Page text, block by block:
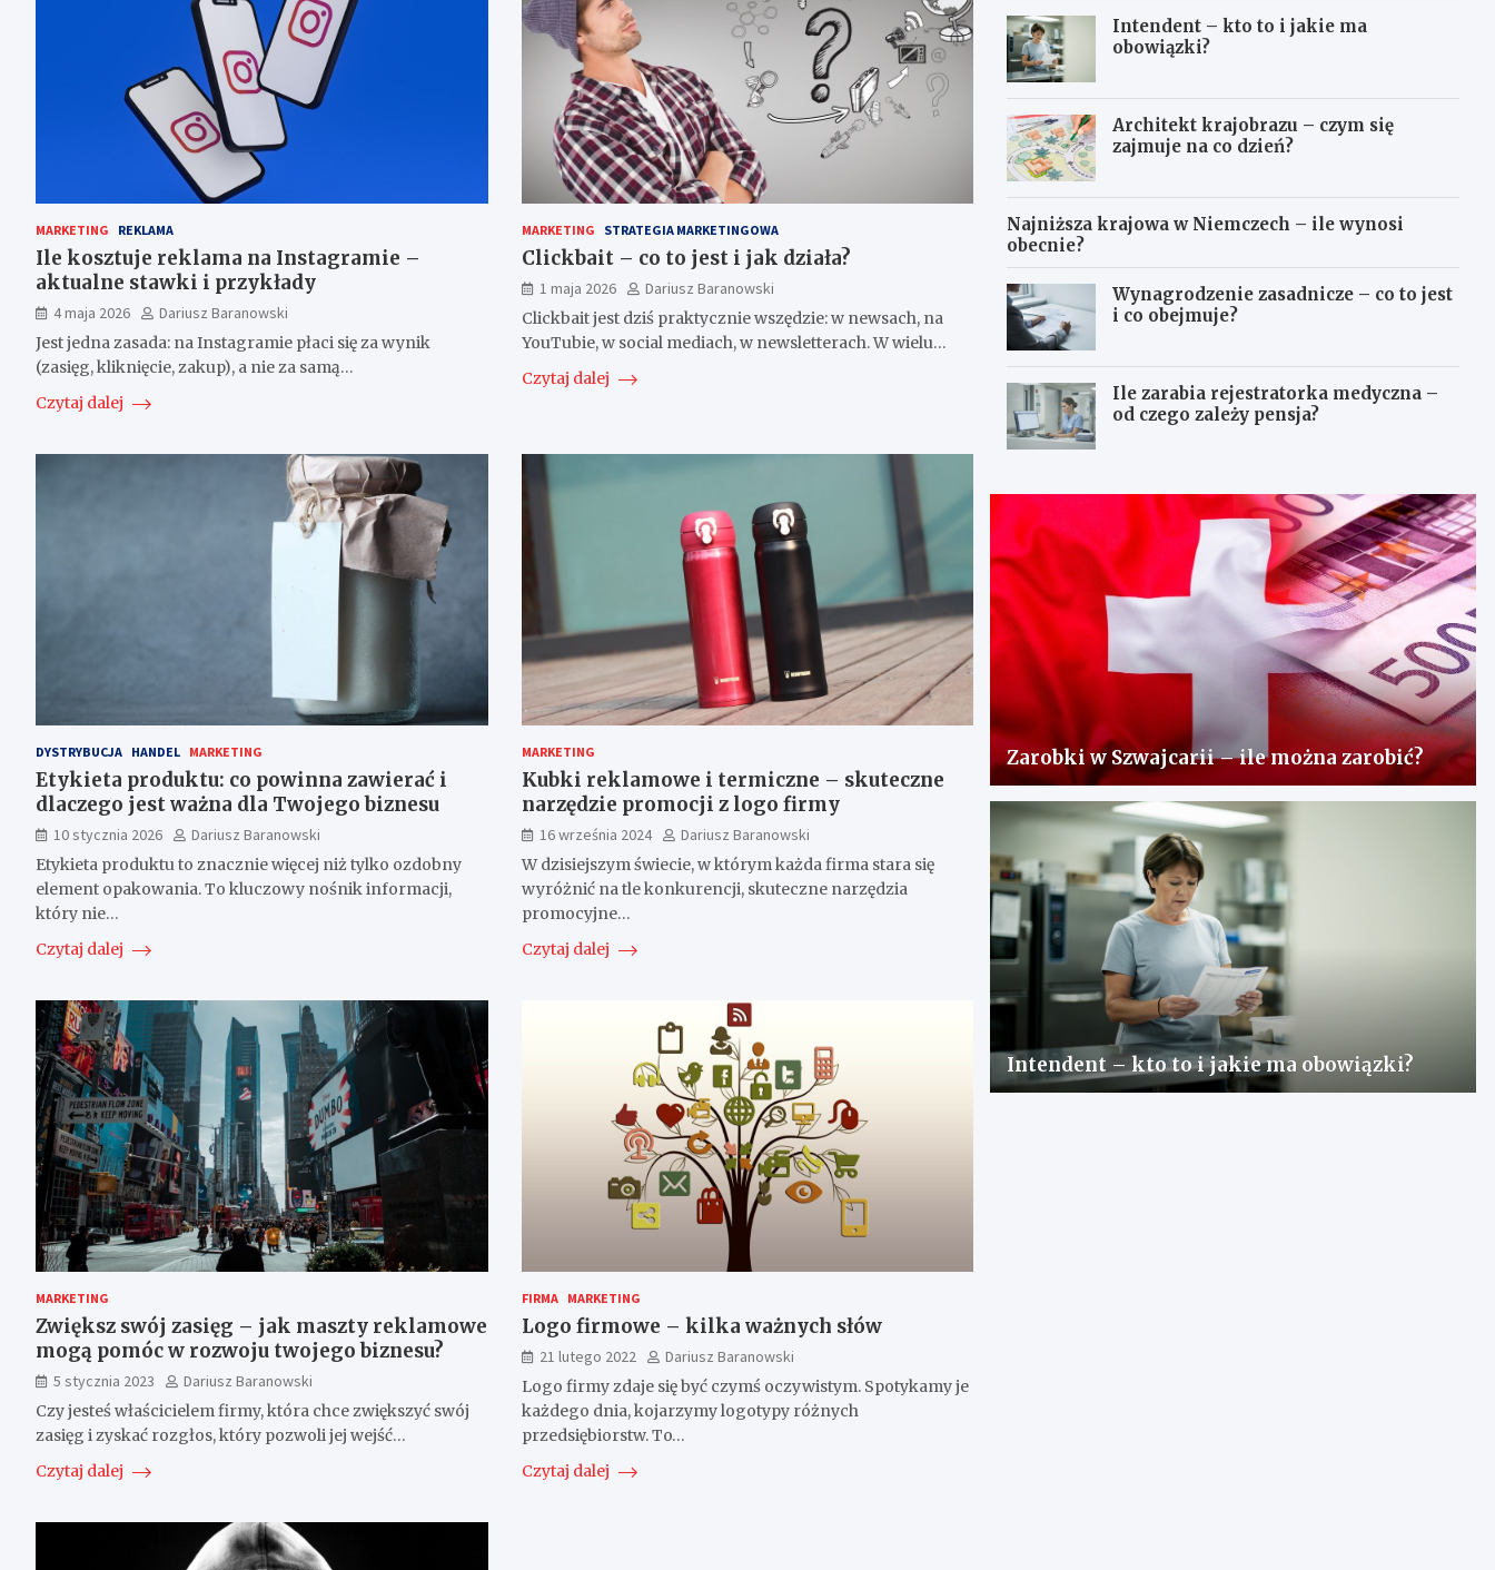
MARKETING REKLAMA
Ile kosztuje reklama na Instagramie –
aktualne stawki i przykłady
4 maja 2026
Dariusz Baranowski
Jest jedna zasada: na Instagramie płaci się za wynik
(zasięg, kliknięcie, zakup), a nie za samą…
Czytaj dalej
MARKETING STRATEGIA MARKETINGOWA
Clickbait – co to jest i jak działa?
1 maja 2026
Dariusz Baranowski
Clickbait jest dziś praktycznie wszędzie: w newsach, na
YouTubie, w social mediach, w newsletterach. W wielu…
Czytaj dalej
DYSTRYBUCJA HANDEL MARKETING
Etykieta produktu: co powinna zawierać i
dlaczego jest ważna dla Twojego biznesu
10 stycznia 2026
Dariusz Baranowski
Etykieta produktu to znacznie więcej niż tylko ozdobny
element opakowania. To kluczowy nośnik informacji,
który nie…
Czytaj dalej
MARKETING
Kubki reklamowe i termiczne – skuteczne
narzędzie promocji z logo firmy
16 września 2024
Dariusz Baranowski
W dzisiejszym świecie, w którym każda firma stara się
wyróżnić na tle konkurencji, skuteczne narzędzia
promocyjne…
Czytaj dalej
MARKETING
Zwiększ swój zasięg – jak maszty reklamowe
mogą pomóc w rozwoju twojego biznesu?
5 stycznia 2023
Dariusz Baranowski
Czy jesteś właścicielem firmy, która chce zwiększyć swój
zasięg i zyskać rozgłos, który pozwoli jej wejść…
Czytaj dalej
FIRMA MARKETING
Logo firmowe – kilka ważnych słów
21 lutego 2022
Dariusz Baranowski
Logo firmy zdaje się być czymś oczywistym. Spotykamy je
każdego dnia, kojarzymy logotypy różnych
przedsiębiorstw. To…
Czytaj dalej
Intendent – kto to i jakie ma
obowiązki?
Architekt krajobrazu – czym się
zajmuje na co dzień?
Najniższa krajowa w Niemczech – ile wynosi
obecnie?
Wynagrodzenie zasadnicze – co to jest
i co obejmuje?
Ile zarabia rejestratorka medyczna –
od czego zależy pensja?
Zarobki w Szwajcarii – ile można zarobić?
Intendent – kto to i jakie ma obowiązki?